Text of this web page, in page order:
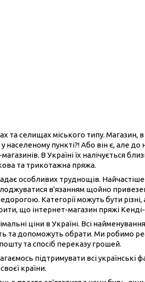
та селищах міського типу.
пункті?! Або він є, але
В Україні їх налічується
та трикотажна пряжа.
особливих труднощів.
в'язанням щойно
Категорії можуть бути
що інтернет-магазин пряжі
ціни в Україні. Всі
допоможуть обрати. Ми робимо
та спосіб переказу грошей.
підтримувати всі
країни.